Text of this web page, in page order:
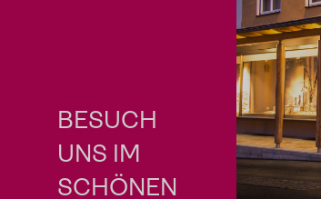
BESUCH
UNS IM
SCHÖNEN